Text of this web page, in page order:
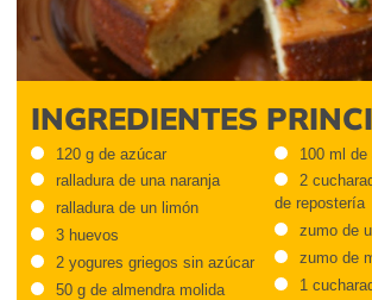
INGREDIENTES
120 g de azúcar
ralladura de una naranja
ralladura de un limón
3 huevos
2 yogures griegos sin azúcar
50 g de almendra molida
100 ml de
2
de repostería
zumo de
zumo de
1